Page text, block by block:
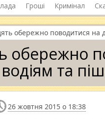
Гроші Кримінал
обережно поводитися на
обережно
та
26 жовтня 2015 о 18:38